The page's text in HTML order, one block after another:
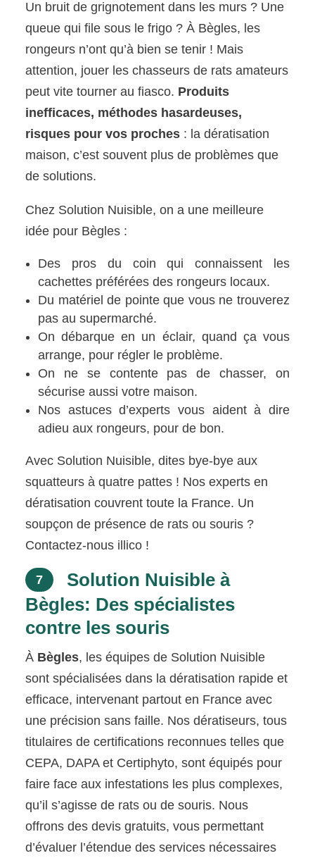
Un bruit de grignotement dans les murs ? Une
queue qui file sous le frigo ? À Bègles, les
rongeurs n’ont qu’à bien se tenir ! Mais
attention, jouer les chasseurs de rats amateurs
peut vite tourner au fiasco. Produits
inefficaces, méthodes hasardeuses,
risques pour vos proches : la dératisation
maison, c’est souvent plus de problèmes que
de solutions.
Chez Solution Nuisible, on a une meilleure
idée pour Bègles :
Des pros du coin qui connaissent les
cachettes préférées des rongeurs locaux.
Du matériel de pointe que vous ne trouverez
pas au supermarché.
On débarque en un éclair, quand ça vous
arrange, pour régler le problème.
On ne se contente pas de chasser, on
sécurise aussi votre maison.
Nos astuces d’experts vous aident à dire
adieu aux rongeurs, pour de bon.
Avec Solution Nuisible, dites bye-bye aux
squatteurs à quatre pattes ! Nos experts en
dératisation couvrent toute la France. Un
soupçon de présence de rats ou souris ?
Contactez-nous illico !
7
Solution Nuisible à
Bègles: Des spécialistes
contre les souris
À Bègles, les équipes de Solution Nuisible
sont spécialisées dans la dératisation rapide et
efficace, intervenant partout en France avec
une précision sans faille. Nos dératiseurs, tous
titulaires de certifications reconnues telles que
CEPA, DAPA et Certiphyto, sont équipés pour
faire face aux infestations les plus complexes,
qu’il s’agisse de rats ou de souris. Nous
offrons des devis gratuits, vous permettant
d’évaluer l’étendue des services nécessaires